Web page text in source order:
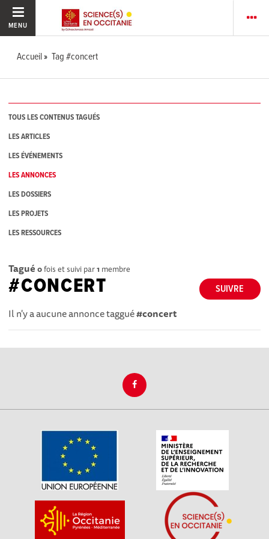
MENU
Accueil Tag #concert
TOUS LES CONTENUS TAGUÉS
LES ARTICLES
LES ÉVÉNEMENTS
LES ANNONCES
LES DOSSIERS
LES PROJETS
LES RESSOURCES
Tagué 0fois et suivi par1 membre
SUIVRE
#CONCERT
Il n'y a aucune annonce taggué#concert